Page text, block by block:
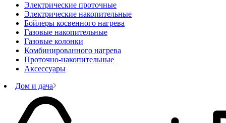
Электрические проточные
Электрические накопительные
Бойлеры косвенного нагрева
Газовые накопительные
Газовые колонки
Комбинированного нагрева
Проточно-накопительные
Аксессуары
Дом и дача